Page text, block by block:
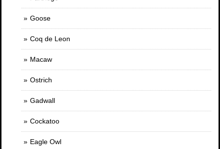
Goose
Coq de Leon
Macaw
Ostrich
Gadwall
Cockatoo
Eagle Owl